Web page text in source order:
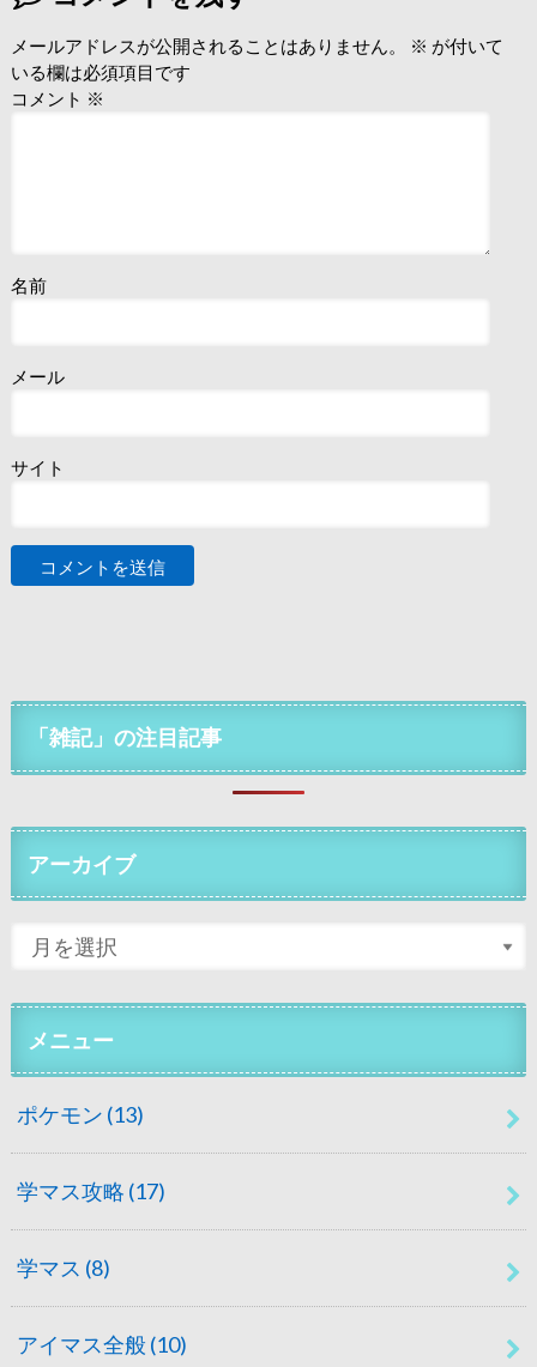
メールアドレスが公開されることはありません。 ※ が付いて
いる欄は必須項目です
コメント ※
名前
メール
サイト
「雑記」の注目記事
アーカイブ
メニュー
ポケモン (13)
学マス攻略 (17)
学マス (8)
アイマス全般 (10)